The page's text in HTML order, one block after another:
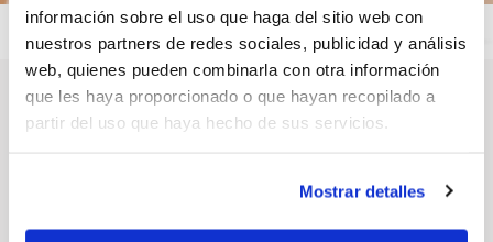
información sobre el uso que haga del sitio web con
nuestros partners de redes sociales, publicidad y análisis
web, quienes pueden combinarla con otra información
que les haya proporcionado o que hayan recopilado a
partir del uso que haya hecho de sus servicios.
Mostrar detalles
Visiopiel
résultat bien-être jeune et frais.